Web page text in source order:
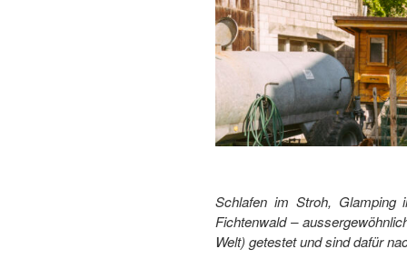
Schlafen im Stroh, Glamping
Fichtenwald –
Welt) getestet und sind dafür